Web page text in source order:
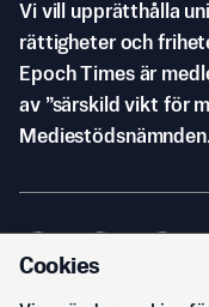
Vi vill upprätthålla
rättigheter och
Epoch Times är
av ”särskild vikt för
Cookies